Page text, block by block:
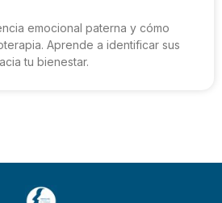
emocional paterna y cómo
Aprende a identificar sus
tu bienestar.